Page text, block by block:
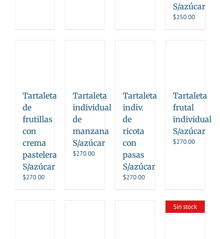
S/azúcar
$250.00
Tartaleta
de
frutillas
con
crema
pastelera
S/azúcar
$270.00
Tartaleta
individual
de
manzana
S/azúcar
$270.00
Tartaleta
indiv.
de
ricota
con
pasas
S/azúcar
$270.00
Tartaleta
frutal
individual
S/azúcar
$270.00
Sin stock